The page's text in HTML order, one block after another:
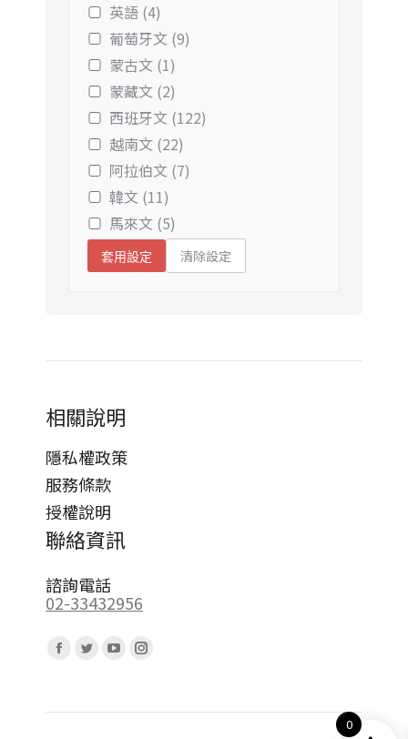
英語 (4)
葡萄牙文 (9)
蒙古文 (1)
蒙藏文 (2)
西班牙文 (122)
越南文 (22)
阿拉伯文 (7)
韓文 (11)
馬來文 (5)
套用設定 清除設定
相關說明
隱私權政策
服務條款
授權說明
聯絡資訊
諮詢電話
02-33432956
Facebook
opens
Twitter
opens
YouTube
opens
Instagram
opens
0